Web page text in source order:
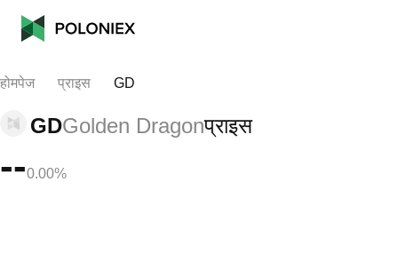
होमपेज प्राइस GD
GDGolden Dragonप्राइस
--0.00%